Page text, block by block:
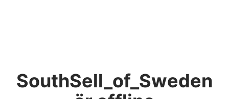
SouthSell_of_Sweden